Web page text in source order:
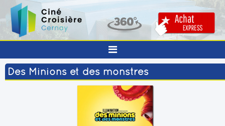
Des Minions et des monstres